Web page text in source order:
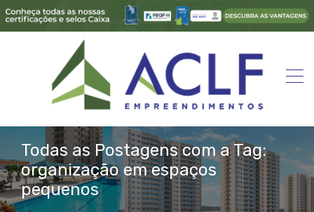
Todas as Postagens com a Tag:
organização em espaços
pequenos